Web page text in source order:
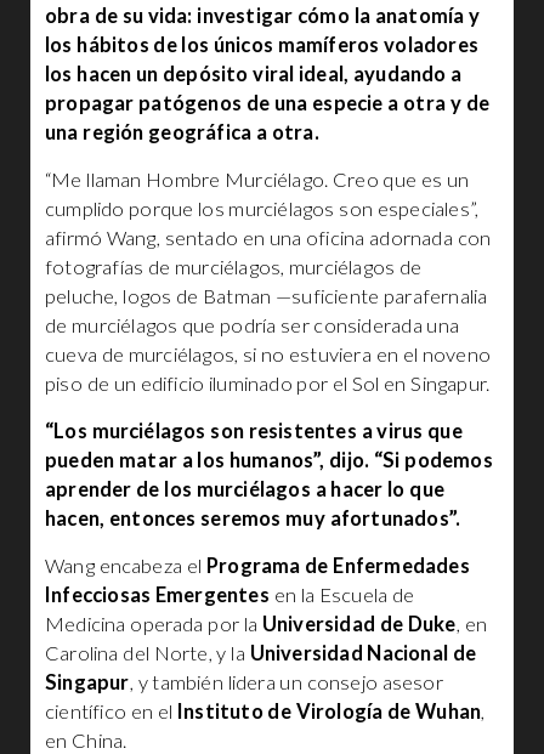
obra de su vida: investigar cómo la anatomía y
los hábitos de los únicos mamíferos voladores
los hacen un depósito viral ideal, ayudando a
propagar patógenos de una especie a otra y de
una región geográfica a otra.
“Me llaman Hombre Murciélago. Creo que es un
cumplido porque los murciélagos son especiales”,
afirmó Wang, sentado en una oficina adornada con
fotografías de murciélagos, murciélagos de
peluche, logos de Batman —suficiente parafernalia
de murciélagos que podría ser considerada una
cueva de murciélagos, si no estuviera en el noveno
piso de un edificio iluminado por el Sol en Singapur.
“Los murciélagos son resistentes a virus que
pueden matar a los humanos”, dijo. “Si podemos
aprender de los murciélagos a hacer lo que
hacen, entonces seremos muy afortunados”.
Wang encabeza el Programa de Enfermedades
Infecciosas Emergentes en la Escuela de
Medicina operada por la Universidad de Duke, en
Carolina del Norte, y la Universidad Nacional de
Singapur, y también lidera un consejo asesor
científico en el Instituto de Virología de Wuhan,
en China.